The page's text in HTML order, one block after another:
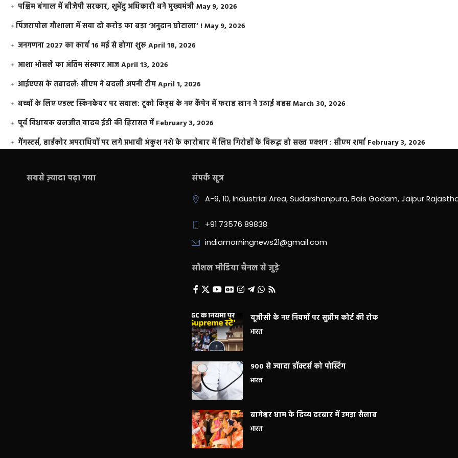
पश्चिम बंगाल में बीजेपी सरकार, शुभेंदु अधिकारी बने मुख्यमंत्रीMay 9, 2026
​पिंजरापोल गौशाला में सवा दो करोड़ का बड़ा ‘अनुदान घोटाला’ !May 9, 2026
जनगणना 2027 का कार्य 16 मई से होगा शुरूApril 18, 2026
आशा भोसले का अंतिम संस्कार आजApril 13, 2026
आईएएस के तबादले: सीएम ने बदली अपनी टीमApril 1, 2026
बच्चों के लिए एडल्ट स्किनकेयर पर सवाल: टूको किड्स के नए कैंपेन में फराह खान ने उठाई बहसMarch 30, 2026
पूर्व विधायक बलजीत यादव ईडी की हिरासत में February 3, 2026
गैंगस्टर्स, हार्डकोर अपराधियों पर लगे प्रभावी अंकुश नशे के कारोबार में लिप्त गिरोहों के विरूद्ध हो सख्त एक्शन : सीएम शर्मा February 3, 2026
सबसे ज़्यादा पढ़ा गया संपर्क सूत्र
A-9, 10, Industrial Area, Sudarshanpura, Bais Godam, Jaipur
+91 73576 89838
indiamorningnews21@gmail.com
सोशल मीडिया चैनल से जुड़े
यूजीसी के नए नियमों पर सुप्रीम कोर्ट की रोक
भारत
900 से ज्यादा डॉक्टर्स को पोस्टिंग
भारत
बागेश्वर धाम के दिव्य दरबार में उमड़ा सैलाब
भारत